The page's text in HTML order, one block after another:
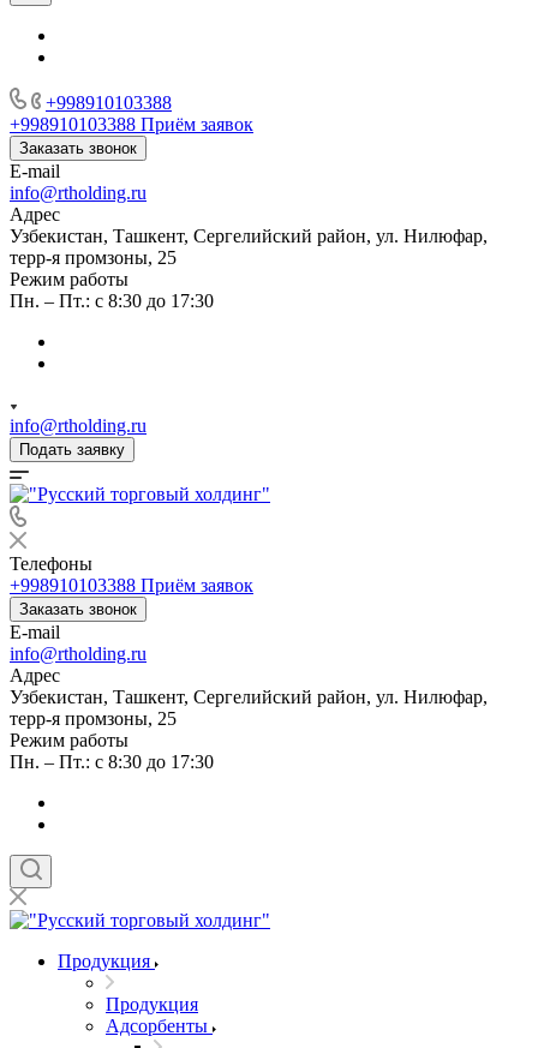
+998910103388
+998910103388 Приём заявок
Заказать звонок
E-mail
info@rtholding.ru
Адрес
Узбекистан, Ташкент, Сергелийский район, ул. Нилюфар,
терр-я промзоны, 25
Режим работы
Пн. – Пт.: с 8:30 до 17:30
info@rtholding.ru
Подать заявку
Телефоны
+998910103388 Приём заявок
Заказать звонок
E-mail
info@rtholding.ru
Адрес
Узбекистан, Ташкент, Сергелийский район, ул. Нилюфар,
терр-я промзоны, 25
Режим работы
Пн. – Пт.: с 8:30 до 17:30
Продукция
Продукция
Адсорбенты